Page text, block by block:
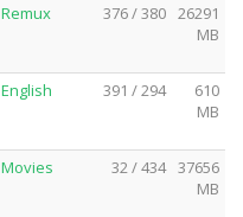
Remux 376 / 380 26291
MB
English 391 / 294
610
MB
Movies 32 / 434 37656
MB